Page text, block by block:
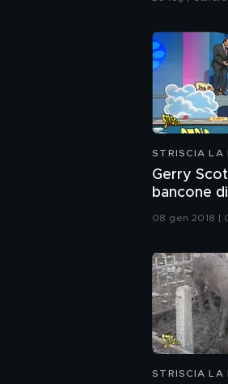
STRISCIA LA
Gerry
bancone
08 gen 2018 |
STRISCIA LA